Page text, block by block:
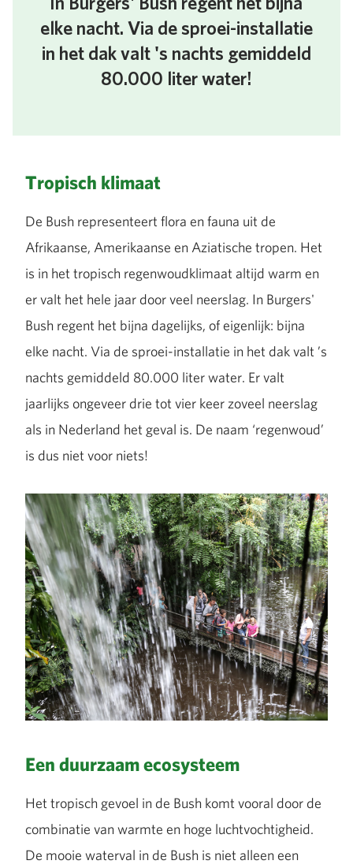
elke nacht. Via de sproei-installatie
in het dak valt 's nachts gemiddeld
80.000 liter water!
Tropisch klimaat
De Bush representeert flora en fauna uit de
Afrikaanse, Amerikaanse en Aziatische tropen. Het
is in het tropisch regenwoudklimaat altijd warm en
er valt het hele jaar door veel neerslag. In Burgers'
Bush regent het bijna dagelijks, of eigenlijk: bijna
elke nacht. Via de sproei-installatie in het dak valt ’s
nachts gemiddeld 80.000 liter water. Er valt
jaarlijks ongeveer drie tot vier keer zoveel neerslag
als in Nederland het geval is. De naam ‘regenwoud’
is dus niet voor niets!
Een duurzaam ecosysteem
Het tropisch gevoel in de Bush komt vooral door de
combinatie van warmte en hoge luchtvochtigheid.
De mooie waterval in de Bush is niet alleen een